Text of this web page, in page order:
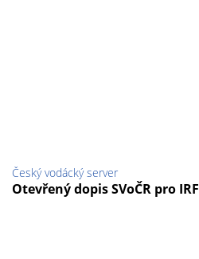
Český vodácký server
Otevřený dopis SVoČR pro IRF